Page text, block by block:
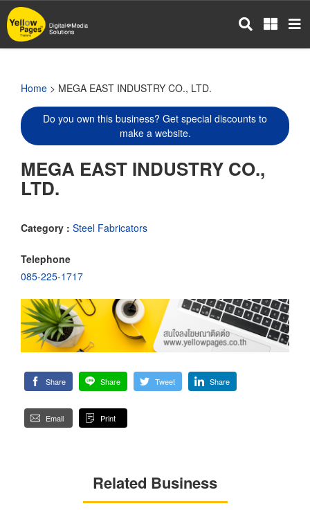
Skip
to
main
Home > MEGA EAST INDUSTRY CO., LTD.
Do you own this business? Get special discounts to
make a website.
MEGA EAST INDUSTRY CO.,
LTD.
Category : Steel Fabricators
Telephone
085-225-1717
Share Share Tweet Share
Email Print
Related Business